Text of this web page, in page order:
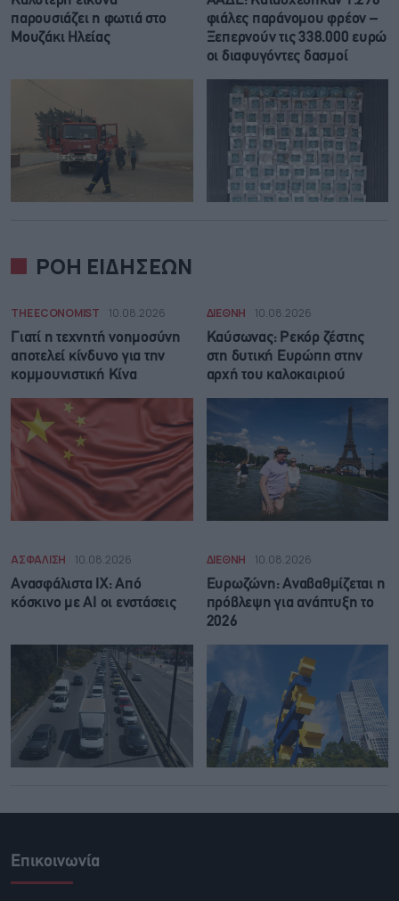
παρουσιάζει η φωτιά στο
Μουζάκι Ηλείας
φιάλες παράνομου φρέον –
Ξεπερνούν τις 338.000 ευρώ
οι διαφυγόντες δασμοί
ΡΟΗ ΕΙΔΗΣΕΩΝ
THE ECONOMIST 10.08.2026
Γιατί η τεχνητή νοημοσύνη
αποτελεί κίνδυνο για την
κομμουνιστική Κίνα
ΔΙΕΘΝΗ 10.08.2026
Καύσωνας: Ρεκόρ ζέστης
στη δυτική Ευρώπη στην
αρχή του καλοκαιριού
ΑΣΦΑΛΙΣΗ 10.08.2026
Ανασφάλιστα ΙΧ: Από
κόσκινο με AI οι ενστάσεις
ΔΙΕΘΝΗ 10.08.2026
Ευρωζώνη: Αναβαθμίζεται η
πρόβλεψη για ανάπτυξη το
2026
Επικοινωνία